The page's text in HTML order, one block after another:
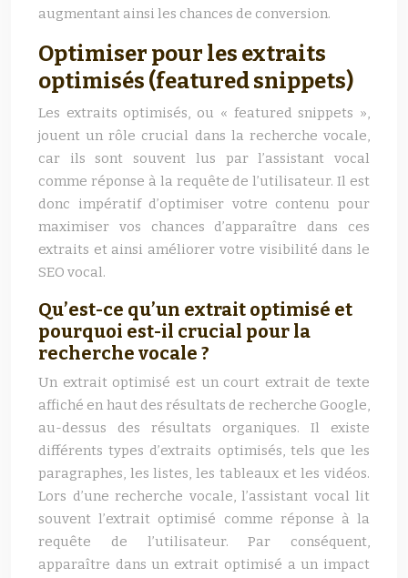
augmentant ainsi les chances de conversion.
Optimiser pour les extraits
optimisés (featured snippets)
Les extraits optimisés, ou « featured snippets »,
jouent un rôle crucial dans la recherche vocale,
car ils sont souvent lus par l’assistant vocal
comme réponse à la requête de l’utilisateur. Il est
donc impératif d’optimiser votre contenu pour
maximiser vos chances d’apparaître dans ces
extraits et ainsi améliorer votre visibilité dans le
SEO vocal.
Qu’est-ce qu’un extrait optimisé et
pourquoi est-il crucial pour la
recherche vocale ?
Un extrait optimisé est un court extrait de texte
affiché en haut des résultats de recherche Google,
au-dessus des résultats organiques. Il existe
différents types d’extraits optimisés, tels que les
paragraphes, les listes, les tableaux et les vidéos.
Lors d’une recherche vocale, l’assistant vocal lit
souvent l’extrait optimisé comme réponse à la
requête de l’utilisateur. Par conséquent,
apparaître dans un extrait optimisé a un impact